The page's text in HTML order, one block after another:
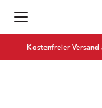
Kostenfreier